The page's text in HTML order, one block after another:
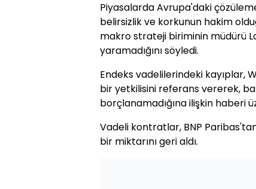
Piyasalarda Avrupa'daki
belirsizlik ve korkunun hakim
makro strateji biriminin müdürü
yaramadığını söyledi.
Endeks vadelilerindeki kayıplar,
bir yetkilisini referans vererek,
borçlanamadığına ilişkin haberi
Vadeli kontratlar, BNP
bir miktarını geri aldı.